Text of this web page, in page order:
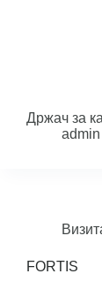
Држач за
admin
FORTIS